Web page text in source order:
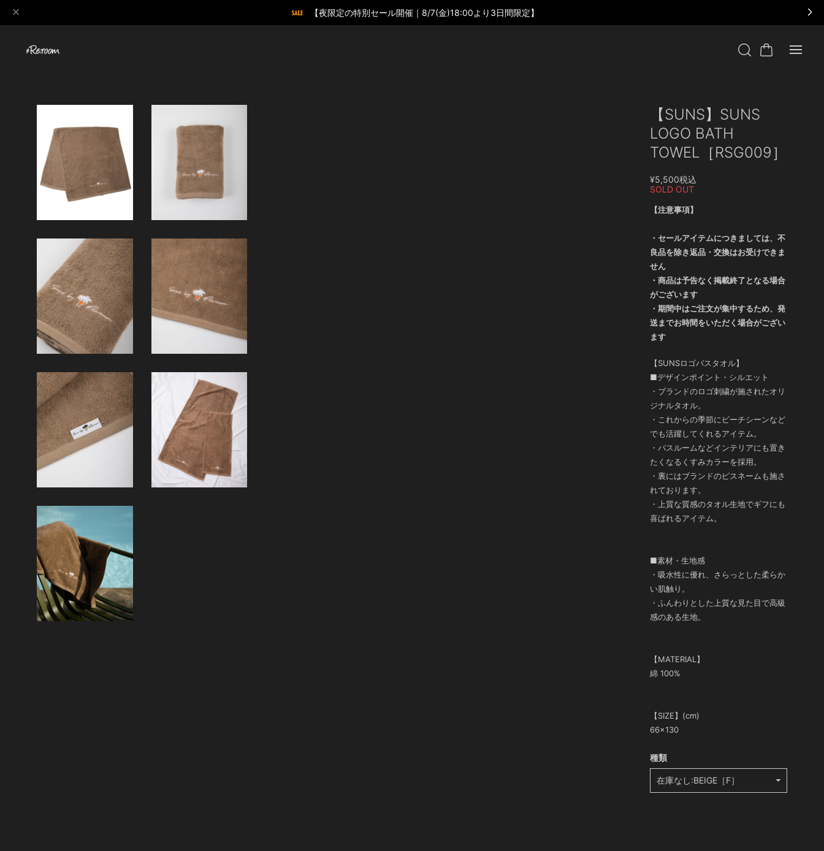
【夜限定の特別セール開催｜8/7(金)18:00より3日間限定】
【SUNS】SUNS
LOGO BATH
TOWEL［RSG009］
¥5,500税込
SOLD OUT
【注意事項】
・セールアイテムにつきましては、不
良品を除き返品・交換はお受けできま
せん
・商品は予告なく掲載終了となる場合
がございます
・期間中はご注文が集中するため、発
送までお時間をいただく場合がござい
ます
【SUNSロゴバスタオル】
■デザインポイント・シルエット
・ブランドのロゴ刺繍が施されたオリ
ジナルタオル。
・これからの季節にビーチシーンなど
でも活躍してくれるアイテム。
・バスルームなどインテリアにも置き
たくなるくすみカラーを採用。
・裏にはブランドのピスネームも施さ
れております。
・上質な質感のタオル生地でギフにも
喜ばれるアイテム。
■素材・生地感
・吸水性に優れ、さらっとした柔らか
い肌触り。
・ふんわりとした上質な見た目で高級
感のある生地。
【MATERIAL】
綿 100%
【SIZE】(cm)
66×130
種類